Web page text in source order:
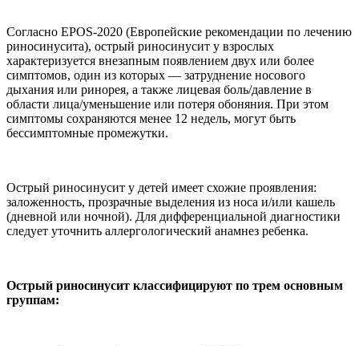
Согласно EPOS-2020 (Европейские рекомендации по лечению
риносинусита), острый риносинусит у взрослых
характеризуется внезапным появлением двух или более
симптомов, один из которых — затруднение носового
дыхания или ринорея, а также лицевая боль/давление в
области лица/уменьшение или потеря обоняния. При этом
симптомы сохраняются менее 12 недель, могут быть
бессимптомные промежутки.
Острый риносинусит у детей имеет схожие проявления:
заложенность, прозрачные выделения из носа и/или кашель
(дневной или ночной). Для дифференциальной диагностики
следует уточнить аллергологический анамнез ребенка.
Острый риносинусит классифицируют по трем основным
группам: